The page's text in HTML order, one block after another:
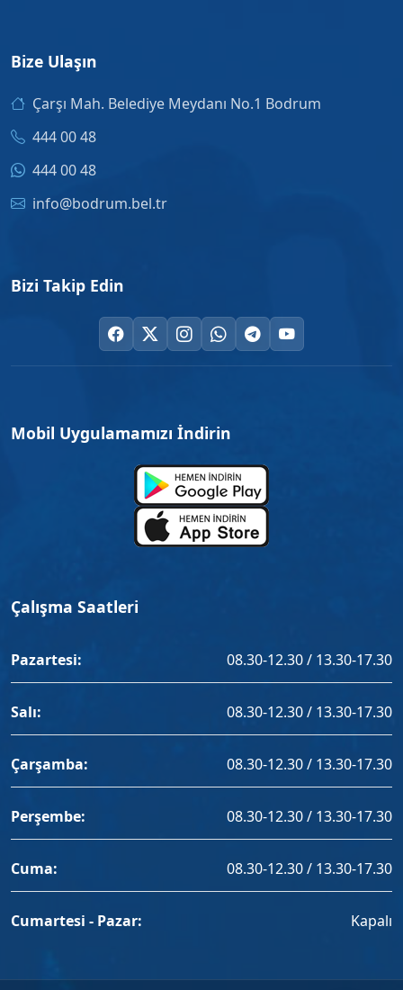
Bize Ulaşın
Çarşı Mah. Belediye Meydanı No.1 Bodrum
444 00 48
444 00 48
info@bodrum.bel.tr
Bizi Takip Edin
Mobil Uygulamamızı İndirin
Çalışma Saatleri
Pazartesi: 08.30-12.30 / 13.30-17.30
Salı: 08.30-12.30 / 13.30-17.30
Çarşamba: 08.30-12.30 / 13.30-17.30
Perşembe: 08.30-12.30 / 13.30-17.30
Cuma: 08.30-12.30 / 13.30-17.30
Cumartesi - Pazar: Kapalı